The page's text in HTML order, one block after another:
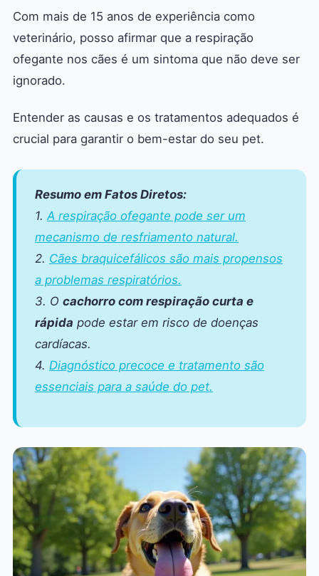
Com mais de 15 anos de experiência como
veterinário, posso afirmar que a respiração
ofegante nos cães é um sintoma que não deve ser
ignorado.
Entender as causas e os tratamentos adequados é
crucial para garantir o bem-estar do seu pet.
Resumo em Fatos Diretos:
1. A respiração ofegante pode ser um
mecanismo de resfriamento natural.
2. Cães braquicefálicos são mais propensos
a problemas respiratórios.
3. O cachorro com respiração curta e
rápida pode estar em risco de doenças
cardíacas.
4. Diagnóstico precoce e tratamento são
essenciais para a saúde do pet.